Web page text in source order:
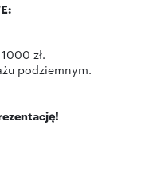
zł.
podziemnym.